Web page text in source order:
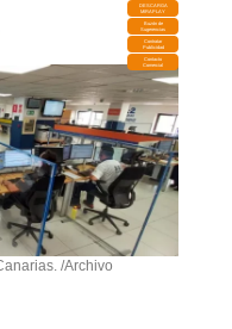
DESCARGA
MIRAPLAY
Buzón de
Sugerencias
Contratar
Publicidad
Contacto
Comercial
/Archivo